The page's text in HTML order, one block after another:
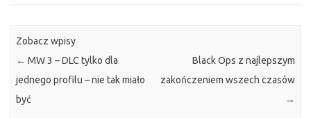
Zobacz wpisy
← MW 3 – DLC tylko dla
jednego profilu – nie tak miało
być
Black Ops z najlepszym
zakończeniem wszech czasów
→